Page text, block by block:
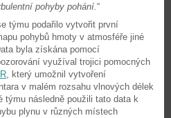
pohyby pohání.“
týmu podařilo vytvořit první
pohybů hmoty v atmosféře jiné
byla získána pomocí
využíval trojici pomocných
, který umožnil vytvoření
v malém rozsahu vlnových délek
týmu následně použili tato data k
plynu v různých místech